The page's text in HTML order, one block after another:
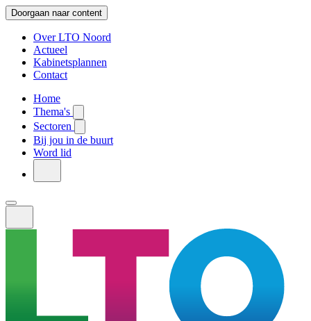
Doorgaan naar content
Over LTO Noord
Actueel
Kabinetsplannen
Contact
Home
Thema's
Sectoren
Bij jou in de buurt
Word lid